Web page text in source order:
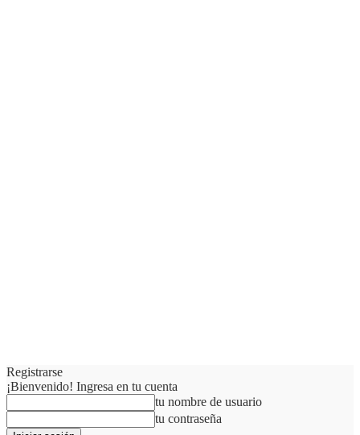
Registrarse
¡Bienvenido! Ingresa en tu cuenta
tu nombre de usuario
tu contraseña